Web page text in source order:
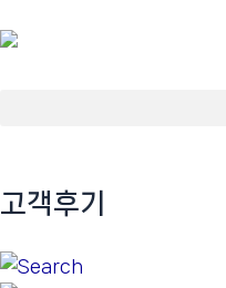
텐
뛰
고객후기